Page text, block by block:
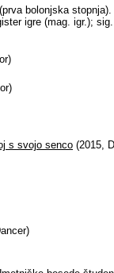
bolonjska stopnja).
igre (mag. igr.);
s svojo senco (2015,